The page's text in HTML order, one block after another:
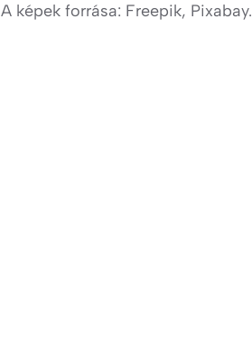
A képek forrása: Freepik, Pixabay.